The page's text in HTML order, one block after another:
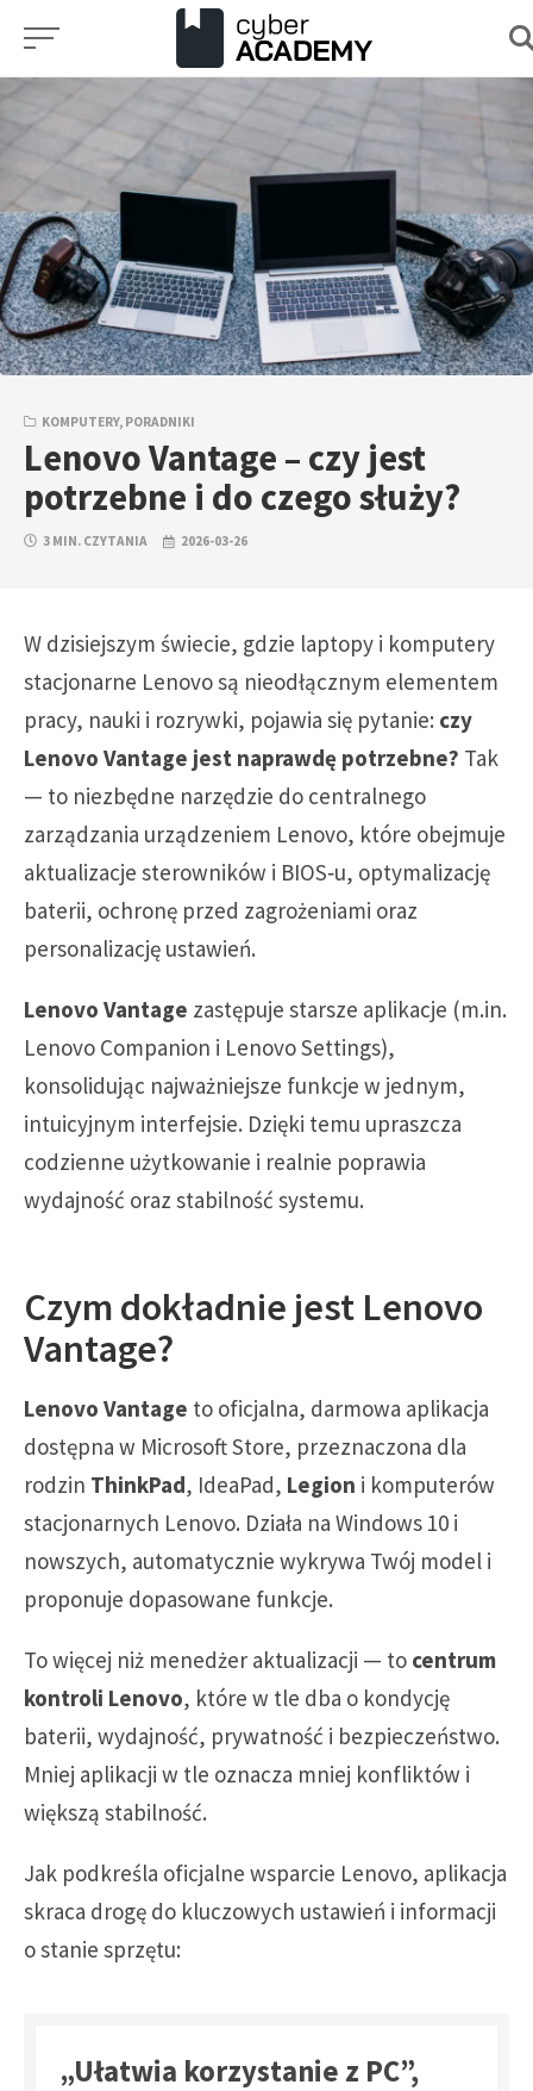
Przejdź
treści
KOMPUTERY, PORADNIKI
Lenovo Vantage – czy jest
potrzebne i do czego służy?
3 MIN. CZYTANIA 2026-03-26
W dzisiejszym świecie, gdzie laptopy i komputery
stacjonarne Lenovo są nieodłącznym elementem
pracy, nauki i rozrywki, pojawia się pytanie: czy
Lenovo Vantage jest naprawdę potrzebne? Tak
— to niezbędne narzędzie do centralnego
zarządzania urządzeniem Lenovo, które obejmuje
aktualizacje sterowników i BIOS‑u, optymalizację
baterii, ochronę przed zagrożeniami oraz
personalizację ustawień.
Lenovo Vantage zastępuje starsze aplikacje (m.in.
Lenovo Companion i Lenovo Settings),
konsolidując najważniejsze funkcje w jednym,
intuicyjnym interfejsie. Dzięki temu upraszcza
codzienne użytkowanie i realnie poprawia
wydajność oraz stabilność systemu.
Czym dokładnie jest Lenovo
Vantage?
Lenovo Vantage to oficjalna, darmowa aplikacja
dostępna w Microsoft Store, przeznaczona dla
rodzin ThinkPad, IdeaPad, Legion i komputerów
stacjonarnych Lenovo. Działa na Windows 10 i
nowszych, automatycznie wykrywa Twój model i
proponuje dopasowane funkcje.
To więcej niż menedżer aktualizacji — to centrum
kontroli Lenovo, które w tle dba o kondycję
baterii, wydajność, prywatność i bezpieczeństwo.
Mniej aplikacji w tle oznacza mniej konfliktów i
większą stabilność.
Jak podkreśla oficjalne wsparcie Lenovo, aplikacja
skraca drogę do kluczowych ustawień i informacji
o stanie sprzętu:
„Ułatwia korzystanie z PC”,